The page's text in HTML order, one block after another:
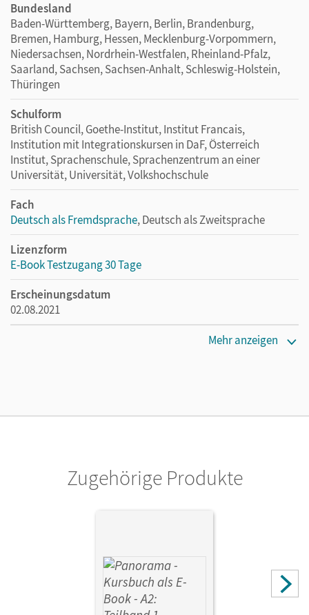
Bundesland
Baden-Württemberg, Bayern, Berlin, Brandenburg,
Bremen, Hamburg, Hessen, Mecklenburg-Vorpommern,
Niedersachsen, Nordrhein-Westfalen, Rheinland-Pfalz,
Saarland, Sachsen, Sachsen-Anhalt, Schleswig-Holstein,
Thüringen
Schulform
British Council, Goethe-Institut, Institut Francais,
Institution mit Integrationskursen in DaF, Österreich
Institut, Sprachenschule, Sprachenzentrum an einer
Universität, Universität, Volkshochschule
Fach
Deutsch als Fremdsprache, Deutsch als Zweitsprache
Lizenzform
E-Book Testzugang 30 Tage
Erscheinungsdatum
02.08.2021
Mehr anzeigen
Zugehörige Produkte